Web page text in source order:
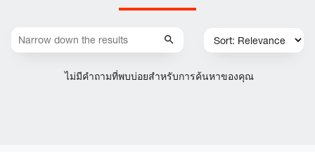
ไม่มีคำถามที่พบบ่อยสำหรับการค้นหาของคุณ